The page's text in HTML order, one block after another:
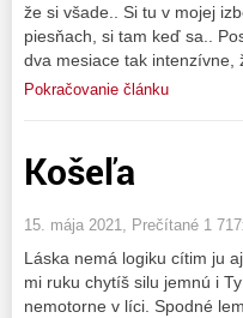
že si všade.. Si tu v mojej
piesňach, si tam keď sa..
dva mesiace tak
Pokračovanie článku
Košeľa
15. mája 2021, Prečítané 1
Láska nemá logiku cítim ju
mi ruku chytíš silu jemnú i
nemotorne v líci. Spodné